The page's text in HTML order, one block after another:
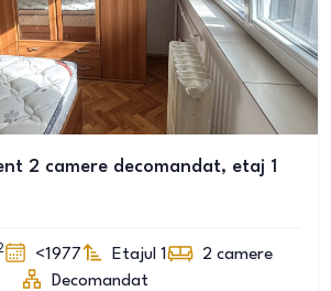
2 camere decomandat, etaj 1
<1977 Etajul 1 2 camere
Decomandat